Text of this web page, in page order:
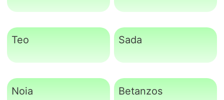
Teo Sada
Noia Betanzos